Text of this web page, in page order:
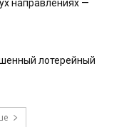
направлениях —
лотерейный